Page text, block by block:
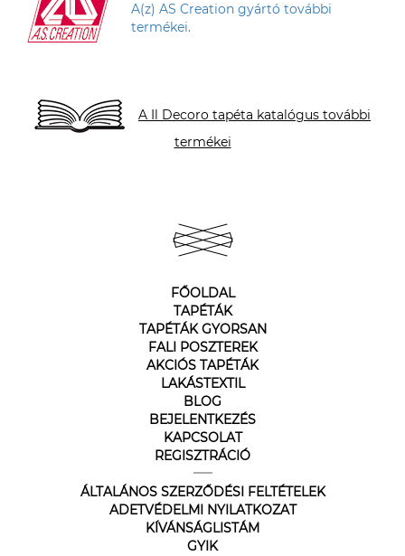
A(z) AS Creation gyártó további
termékei.
A Il Decoro tapéta katalógus további
termékei
FŐOLDAL
TAPÉTÁK
TAPÉTÁK GYORSAN
FALI POSZTEREK
AKCIÓS TAPÉTÁK
LAKÁSTEXTIL
BLOG
BEJELENTKEZÉS
KAPCSOLAT
REGISZTRÁCIÓ
ÁLTALÁNOS SZERZŐDÉSI FELTÉTELEK
ADETVÉDELMI NYILATKOZAT
KÍVÁNSÁGLISTÁM
GYIK